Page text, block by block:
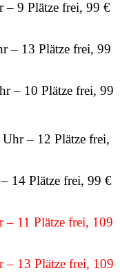
9 Plätze frei, 99 €
– 13 Plätze frei, 99
– 10 Plätze frei, 99
– 12 Plätze frei,
14 Plätze frei, 99 €
– 11 Plätze frei, 109
– 13 Plätze frei, 109